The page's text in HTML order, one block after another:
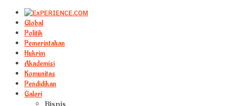
Global
Politik
Pemerintahan
Hukrim
Akademisi
Komunitas
Pendidikan
Galeri
Bisnis